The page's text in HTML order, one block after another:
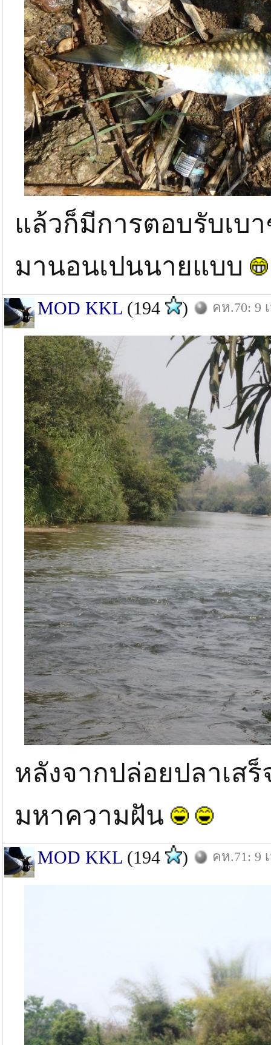
แล้วก็มีการตอบรับเบ
มานอนเปนนายแบบ
MOD KKL (194 ) คห.70: 9
หลังจากปล่อยปลาเส
มหาความฝัน
MOD KKL (194 ) คห.71: 9